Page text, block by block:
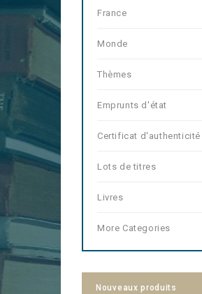
France
Monde
Thèmes
Emprunts d'état
Certificat d'authenticité
Lots de titres
Livres
More Categories
Nouveaux produits